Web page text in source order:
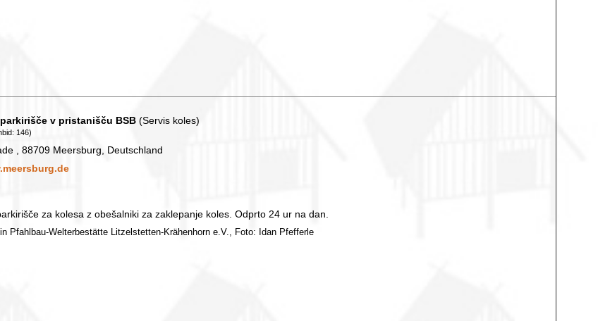
v pristanišču BSB (Servis koles)
146)
, 88709 Meersburg, Deutschland
za kolesa z obešalniki za zaklepanje koles. Odprto 24 ur na dan.
Pfahlbau-Welterbestätte Litzelstetten-Krähenhorn e.V., Foto: Idan Pfefferle